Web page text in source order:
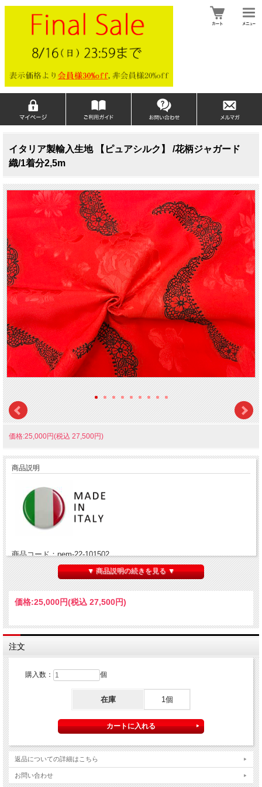
イタリア製輸入生地 【ピュアシルク】 /花柄ジャガード
織/1着分2,5m
価格:25,000円(税込 27,500円)
商品説明
商品コード：pem-22-101502
>>こちらの商品の無料サンプルのご請求はこちら
※フォームにご請求番号をご入力ください→請求番号：pem-22-
101502 ■商品情報
販売単位（長さ）・2,5m
赤地にレースをあしらったような花柄ジャガード織が施された素敵な
一品。
地に織られた光の当たり具合で浮き沈みする柄行も見事な一着です。
▼ 商品説明の続きを見る ▼
価格:25,000円(税込 27,500円)
注文
購入数： 個
在庫 1個
返品についての詳細はこちら
お問い合わせ